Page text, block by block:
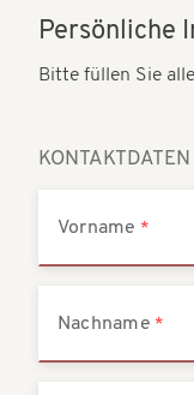
Persönliche
Bitte füllen Sie
KONTAKTDATEN
Vorname
Nachname